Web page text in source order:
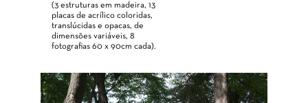
(3 estruturas em madeira, 13
placas de acrílico coloridas,
translúcidas e opacas, de
dimensões variáveis, 8
fotografias 60 x 90cm cada).